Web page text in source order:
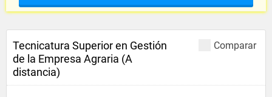
Comparar
Tecnicatura Superior en Gestión
de la Empresa Agraria (A
distancia)